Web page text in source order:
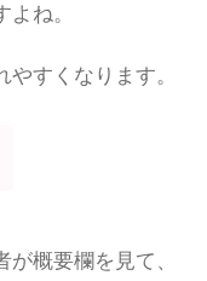
ね。
すくなります。
概要欄を見て、